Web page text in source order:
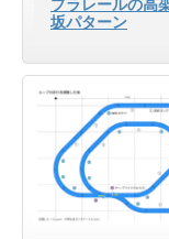
プラレールの高
坂パターン